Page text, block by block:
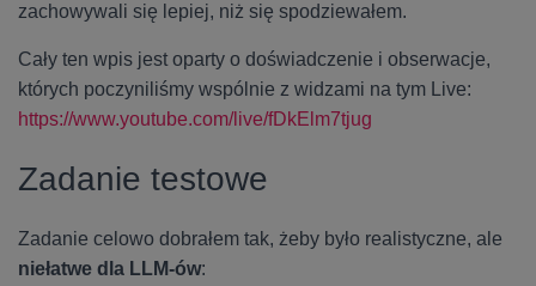
zachowywali się lepiej, niż się spodziewałem.
Cały ten wpis jest oparty o doświadczenie i obserwacje,
których poczyniliśmy wspólnie z widzami na tym Live:
https://www.youtube.com/live/fDkElm7tjug
Zadanie testowe
Zadanie celowo dobrałem tak, żeby było realistyczne, ale
niełatwe dla LLM-ów: